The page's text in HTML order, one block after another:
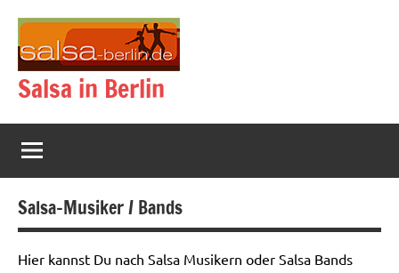
springen
Salsa in Berlin
Salsa-Musiker / Bands
Hier kannst Du nach Salsa Musikern oder Salsa Bands